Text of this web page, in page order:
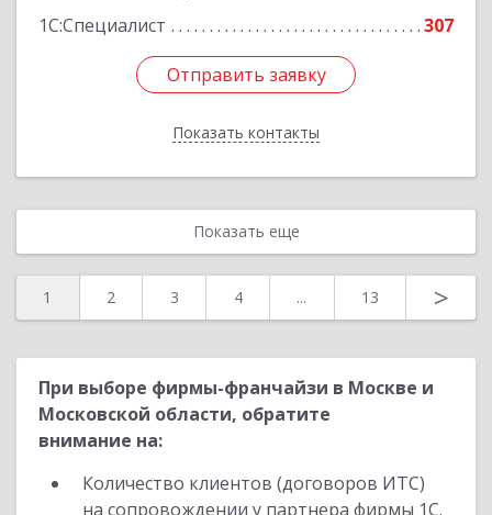
1С:Специалист
307
Отправить заявку
Показать контакты
Отправить заявку
Назад
Показать еще
1 2 3 4 ... 13 >
При выборе фирмы-франчайзи в Москве и
Московской области, обратите
внимание на:
Количество клиентов (договоров ИТС)
на сопровождении у партнера фирмы 1С.